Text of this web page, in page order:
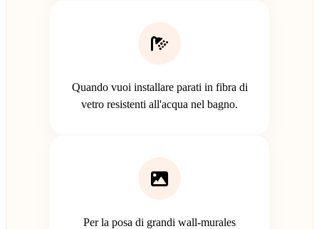
Quando vuoi installare parati in fibra di
vetro resistenti all'acqua nel bagno.
Per la posa di grandi wall-murales